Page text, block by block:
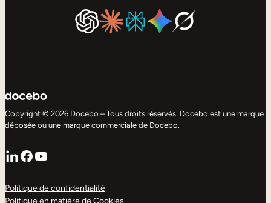
Copyright © 2026 Docebo – Tous droits réservés. Docebo est une marque
déposée ou une marque commerciale de Docebo.
LinkedIn
Facebook
YouTube
Politique de confidentialité